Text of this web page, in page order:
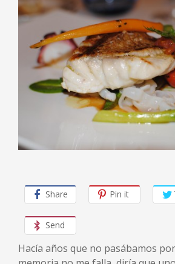
Share Pin it
Send
Hacía años que no pasábamos